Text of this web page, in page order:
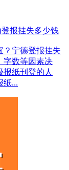
报挂失多少钱
？宁德登报挂失
字数等因素决
报纸刊登的人
纸...